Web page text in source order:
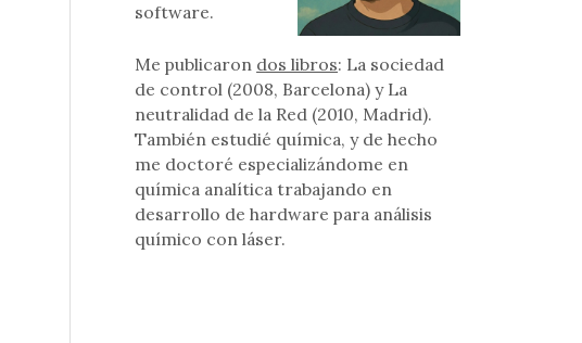
software.
Me publicaron dos libros: La sociedad
de control (2008, Barcelona) y La
neutralidad de la Red (2010, Madrid).
También estudié química, y de hecho
me doctoré especializándome en
química analítica trabajando en
desarrollo de hardware para análisis
químico con láser.